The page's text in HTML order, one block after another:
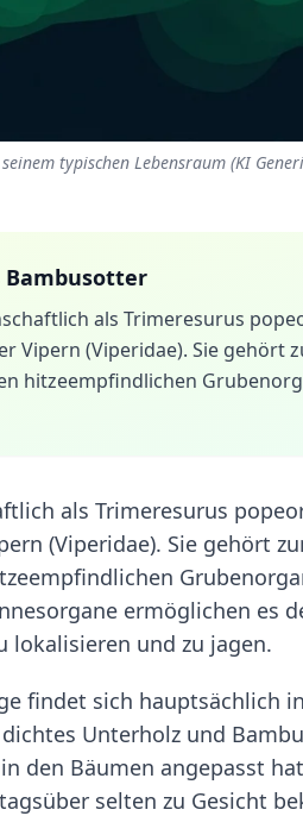
typischen Lebensraum (KI
Bambusotter
als Trimeresurus
Vipern (Viperidae). Sie
hitzeempfindlichen
als Trimeresurus
(Viperidae). Sie gehört
ermöglichen es
lokalisieren und zu jagen.
findet sich hauptsächlich
Unterholz und
den Bäumen angepasst
selten zu Gesicht